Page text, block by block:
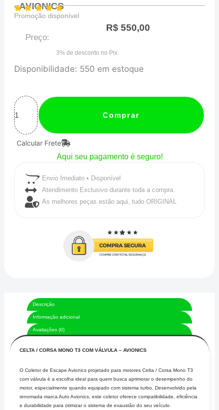
- AVIONICS
Promoção disponível
Preço:
R$550,00
3% de desconto no Pix
Disponibilidade: 550 em estoque
CELTA
CORSA
MONO
T3
COM
AVIONICS
quantidade
Comprar
Calcular Frete
Aqui seu pagamento é seguro!
Envio Imediato • Disponível
Atendimento Exclusivo durante toda a compra.
As melhores peças estão aqui, tudo ORIGINAL
Descrição
Informação adicional
Avaliações (0)
CELTA / CORSA MONO T3 COM VÁLVULA – AVIONICS
O Coletor de Escape Avionics projetado para motores Celta / Corsa Mono T3
com válvula é a escolha ideal para quem busca aprimorar o desempenho do
motor, especialmente quando equipado com sistema turbo. Desenvolvido pela
renomada marca Auto Avionics, este coletor oferece compatibilidade, eficiência
e durabilidade para otimizar o sistema de exaustão do seu veículo.